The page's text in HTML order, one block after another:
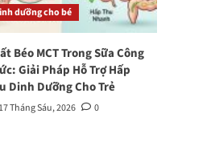
dưỡng cho bé
Béo MCT Trong Sữa Công
Giải Pháp Hỗ Trợ Hấp
Dinh Dưỡng Cho Trẻ
17 Tháng Sáu, 2026 0